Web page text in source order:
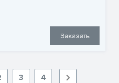
Заказать
3 4